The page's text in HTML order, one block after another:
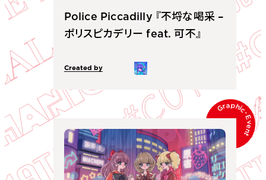
Police Piccadilly 『不埒な喝采 –
ポリスピカデリー feat. 可不』
Created by
Graphic
･
Event